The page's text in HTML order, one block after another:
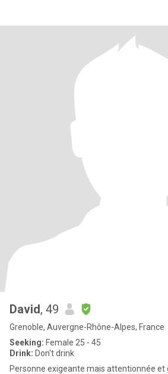
David, 49
Grenoble, Auvergne-Rhône-Alpes, France
Seeking: Female 25 - 45
Drink: Don't drink
Personne exigeante mais attentionnée et